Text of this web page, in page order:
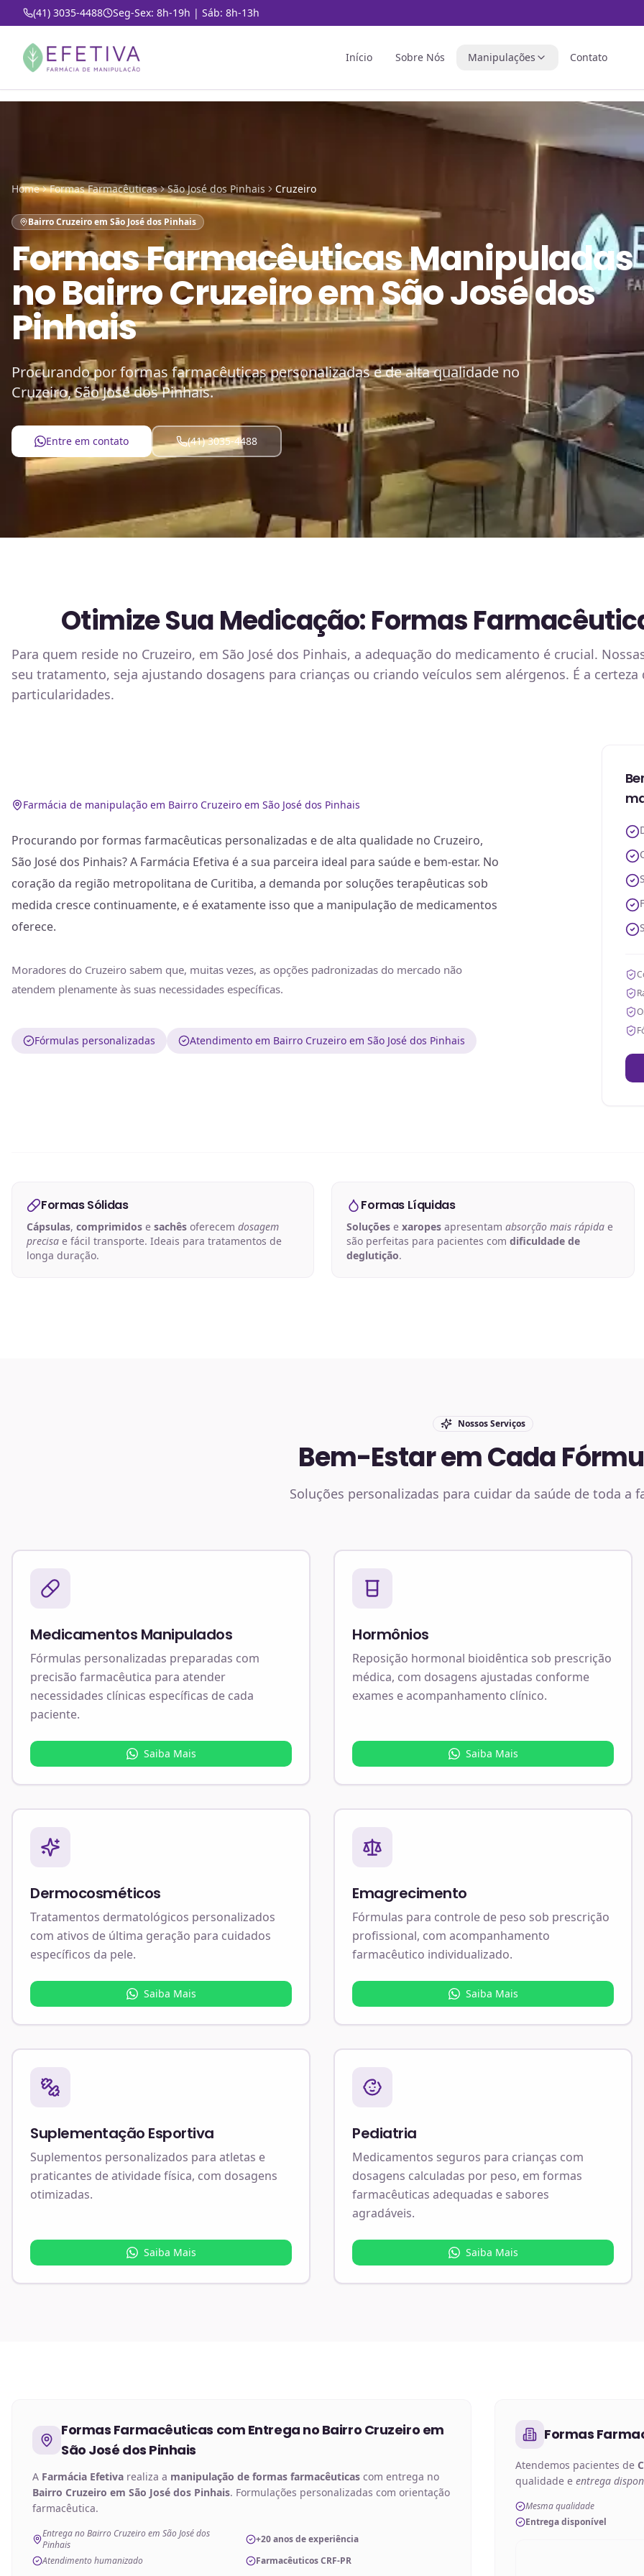
(41) 3035-4488 Seg-Sex: 8h-19h | Sáb: 8h-13h
Início Sobre Nós Manipulações Contato
Home Formas Farmacêuticas São José dos Pinhais Cruzeiro
Bairro Cruzeiro em São José dos Pinhais
Formas Farmacêuticas Manipuladas
noBairro Cruzeiro em São José dos
Pinhais
Procurando por formas farmacêuticas personalizadas e de alta qualidade no
Cruzeiro, São José dos Pinhais.
Entre em contato (41) 3035-4488
Otimize Sua Medicação: Formas
Para quem reside no Cruzeiro, em São José dos Pinhais, a adequação do medicamento é crucial.
seu tratamento, seja ajustando dosagens para crianças ou criando veículos sem alérgenos. É a
particularidades.
Farmácia de manipulação em Bairro Cruzeiro em São José dos Pinhais
Procurando por formas farmacêuticas personalizadas e de alta qualidade no Cruzeiro,
São José dos Pinhais? A Farmácia Efetiva é a sua parceira ideal para saúde e bem-estar. No
coração da região metropolitana de Curitiba, a demanda por soluções terapêuticas sob
medida cresce continuamente, e é exatamente isso que a manipulação de medicamentos
oferece.
Moradores do Cruzeiro sabem que, muitas vezes, as opções padronizadas do mercado não
atendem plenamente às suas necessidades específicas.
Fórmulas personalizadas Atendimento em Bairro Cruzeiro em São José dos Pinhais
Formas Sólidas
Cápsulas, comprimidos e sachês oferecem dosagem
precisa e fácil transporte. Ideais para tratamentos de
longa duração.
Formas Líquidas
Soluções exaropes apresentamabsorção mais rápida e
são perfeitas para pacientes comdificuldade de
deglutição.
Nossos Serviços
Bem-Estar em Cada
Soluções personalizadas para cuidar da saúde de toda a
Medicamentos Manipulados
Fórmulas personalizadas preparadas com
precisão farmacêutica para atender
necessidades clínicas específicas de cada
paciente.
Saiba Mais
Hormônios
Reposição hormonal bioidêntica sob prescrição
médica, com dosagens ajustadas conforme
exames e acompanhamento clínico.
Saiba Mais
Dermocosméticos
Tratamentos dermatológicos personalizados
com ativos de última geração para cuidados
específicos da pele.
Saiba Mais
Emagrecimento
Fórmulas para controle de peso sob prescrição
profissional, com acompanhamento
farmacêutico individualizado.
Saiba Mais
Suplementação Esportiva
Suplementos personalizados para atletas e
praticantes de atividade física, com dosagens
otimizadas.
Saiba Mais
Pediatria
Medicamentos seguros para crianças com
dosagens calculadas por peso, em formas
farmacêuticas adequadas e sabores
agradáveis.
Saiba Mais
Formas Farmacêuticas com Entrega no Bairro Cruzeiro em
São José dos Pinhais
A Farmácia Efetiva realiza a manipulação de formas farmacêuticas com entrega no
Bairro Cruzeiro em São José dos Pinhais. Formulações personalizadas com orientação
farmacêutica.
Entrega no Bairro Cruzeiro em São José dos
Pinhais
+20 anos de experiência
Atendimento humanizado
Farmacêuticos CRF-PR
Formas
Atendemos pacientes de
qualidade e entrega
Mesma qualidade
Entrega disponível